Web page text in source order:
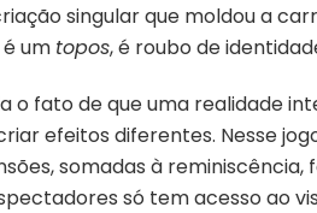
singular que moldou a
um topos, é roubo de
o fato de que uma realidade
efeitos diferentes. Nesse
somadas à
só tem acesso ao